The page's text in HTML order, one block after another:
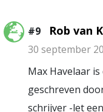
#9 Rob van
30 september
Max Havelaar
geschreven
schrijver -let